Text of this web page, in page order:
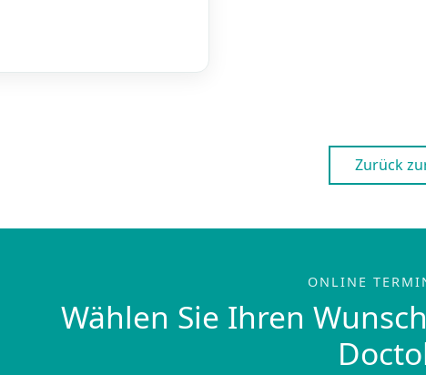
Zurück
ONLINE
Wählen Sie Ihren